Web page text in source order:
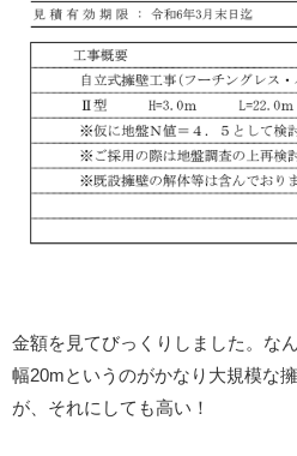
金額を見てびっくりしました。な
幅20mというのがかなり大規模な
が、それにしても高い！